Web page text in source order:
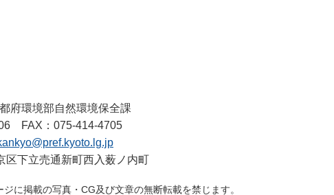
府環境部自然環境保全課
FAX：075-414-4705
下立売通新町西入薮ノ内町
に掲載の写真・CG及び文章の無断転載を禁じます。